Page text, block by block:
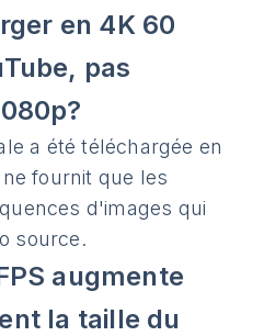
en 4K 60
pas
a été téléchargée en
ne fournit que les
d'images qui
source.
augmente
la taille du